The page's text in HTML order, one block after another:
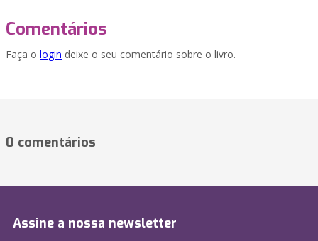
Comentários
Faça o login deixe o seu comentário sobre o livro.
0 comentários
Assine a nossa newsletter